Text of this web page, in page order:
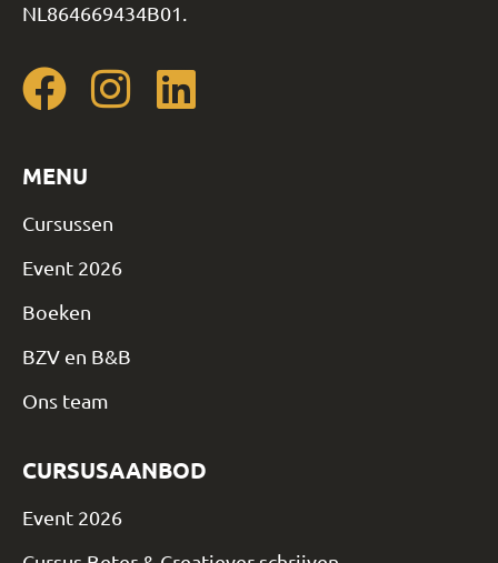
NL864669434B01.
MENU
Cursussen
Event 2026
Boeken
BZV en B&B
Ons team
CURSUSAANBOD
Event 2026